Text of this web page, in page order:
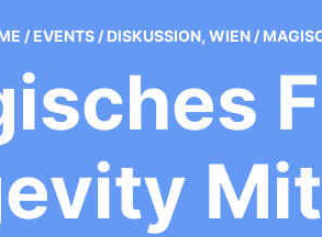
/ EVENTS / DISKUSSION, WIEN /